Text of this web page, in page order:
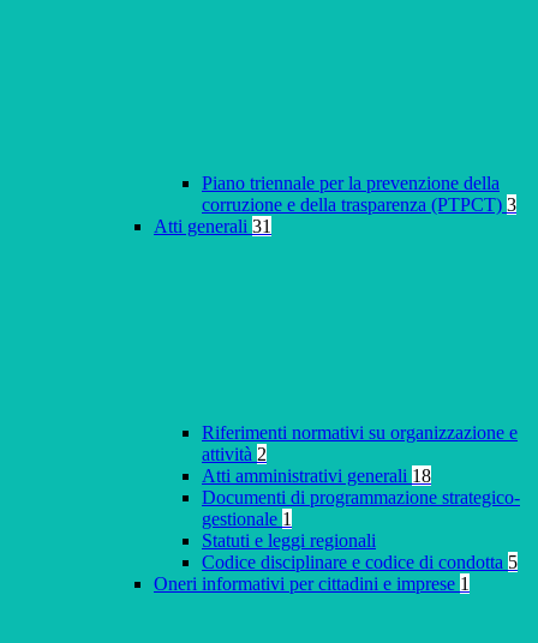
Piano triennale per la prevenzione della
corruzione e della trasparenza (PTPCT) 3
Atti generali 31
Riferimenti normativi su organizzazione e
attività 2
Atti amministrativi generali 18
Documenti di programmazione strategico-
gestionale 1
Statuti e leggi regionali
Codice disciplinare e codice di condotta 5
Oneri informativi per cittadini e imprese 1